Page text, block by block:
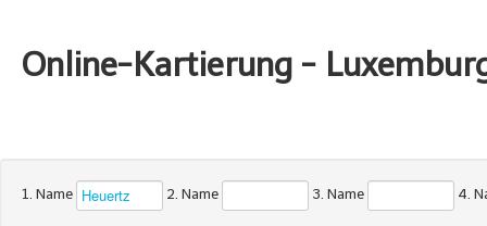
Online-Kartierung -
1. Name 2. Name 3. Name 4.